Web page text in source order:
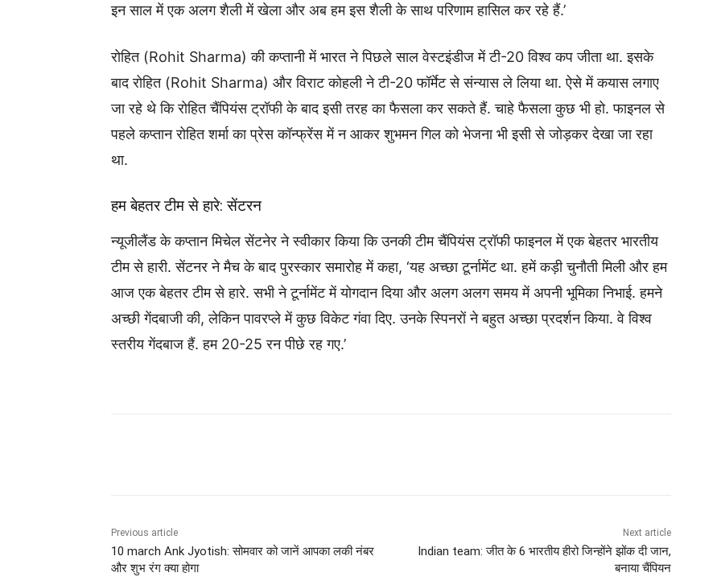
इन साल में एक अलग शैली में खेला और अब हम इस शैली के साथ परिणाम हासिल कर रहे हैं.’
रोहित (Rohit Sharma) की कप्तानी में भारत ने पिछले साल वेस्टइंडीज में टी-20 विश्व कप जीता था. इसके
बाद रोहित (Rohit Sharma) और विराट कोहली ने टी-20 फॉर्मेट से संन्यास ले लिया था. ऐसे में कयास लगाए
जा रहे थे कि रोहित चैंपियंस ट्रॉफी के बाद इसी तरह का फैसला कर सकते हैं. चाहे फैसला कुछ भी हो. फाइनल से
पहले कप्तान रोहित शर्मा का प्रेस कॉन्फ्रेंस में न आकर शुभमन गिल को भेजना भी इसी से जोड़कर देखा जा रहा
था.
हम बेहतर टीम से हारे: सेंटरन
न्यूजीलैंड के कप्तान मिचेल सेंटनेर ने स्वीकार किया कि उनकी टीम चैंपियंस ट्रॉफी फाइनल में एक बेहतर भारतीय
टीम से हारी. सेंटनर ने मैच के बाद पुरस्कार समारोह में कहा, ‘यह अच्छा टूर्नामेंट था. हमें कड़ी चुनौती मिली और हम
आज एक बेहतर टीम से हारे. सभी ने टूर्नामेंट में योगदान दिया और अलग अलग समय में अपनी भूमिका निभाई. हमने
अच्छी गेंदबाजी की, लेकिन पावरप्ले में कुछ विकेट गंवा दिए. उनके स्पिनरों ने बहुत अच्छा प्रदर्शन किया. वे विश्व
स्तरीय गेंदबाज हैं. हम 20-25 रन पीछे रह गए.’
Previous article
10 march Ank Jyotish: सोमवार को जानें आपका लकी नंबर
और शुभ रंग क्या होगा
Next article
Indian team: जीत के 6 भारतीय हीरो जिन्होंने झोंक दी जान,
बनाया चैंपियन